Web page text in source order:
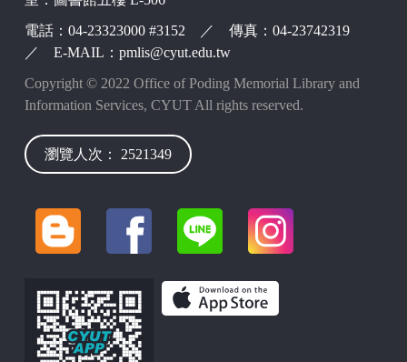
電話：04-23323000 #3152 ／ 傳真：04-23742319
／ E-MAIL：pmlis@cyut.edu.tw
Copyright © 2022 Office of Poding Memorial Library and
Information Services, CYUT All rights reserved.
瀏覽人次： 2521349